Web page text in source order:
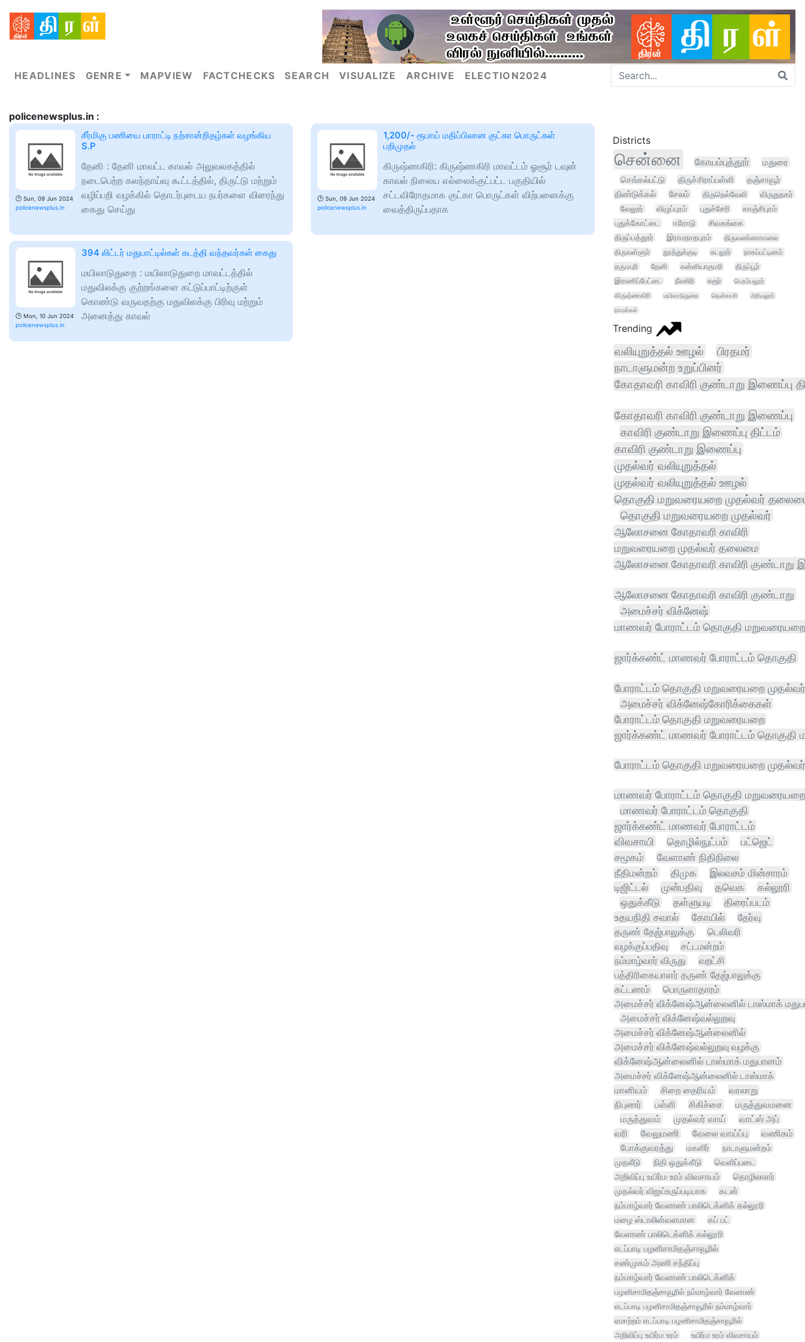
HEADLINES GENRE MAPVIEW FACTCHECKS SEARCH VISUALIZE ARCHIVE ELECTION2024
policenewsplus.in :
🕑 Sun, 09 Jun 2024
policenewsplus.in
சீர்மிகு பணியை பாராட்டி நற்சான்றிதழ்கள் வழங்கிய
S.P
தேனி : தேனி மாவட்ட காவல் அலுவலகத்தில்
நடைபெற்ற கலந்தாய்வு கூட்டத்தில், திருட்டு மற்றும்
வழிப்பறி வழக்கில் தொடர்புடைய நபர்களை விரைந்து
கைது செய்து
🕑 Sun, 09 Jun 2024
policenewsplus.in
1,200/- ரூபாய் மதிப்பிலான குட்கா பொருட்கள்
பறிமுதல்
கிருஷ்ணகிரி: கிருஷ்ணகிரி மாவட்டம் ஓசூர் டவுன்
காவல் நிலைய எல்லைக்குட்பட்ட பகுதியில்
சட்டவிரோதமாக குட்கா பொருட்கள் விற்பனைக்கு
வைத்திருப்பதாக
🕑 Mon, 10 Jun 2024
policenewsplus.in
394 லிட்டர் மதுபாட்டில்கள் கடத்தி வந்தவர்கள் கைது
மயிலாடுதுறை : மயிலாடுதுறை மாவட்டத்தில்
மதுவிலக்கு குற்றங்களை கட்டுப்பாட்டிற்குள்
கொண்டு வருவதற்கு மதுவிலக்கு பிரிவு மற்றும்
அனைத்து காவல்
Districts
சென்னை கோயம்புத்தூர் மதுரை
செங்கல்பட்டு திருச்சிராப்பள்ளி
தஞ்சாவூர்
திண்டுக்கல்
சேலம் திருநெல்வேலி
விருதுநகர்
வேலூர்
விழுப்புரம் புதுச்சேரி
காஞ்சிபுரம்
புதுக்கோட்டை
ஈரோடு
சிவகங்கை
திருப்பத்தூர்
இராமநாதபுரம்
திருவண்ணாமலை
திருவள்ளூர்
தூத்துக்குடி கடலூர்
நாகப்பட்டினம்
தருமபுரி
தேனி கன்னியாகுமரி திருப்பூர்
இராணிப்பேட்டை நீலகிரி கரூர்
பெரம்பலூர்
கிருஷ்ணகிரி
மயிலாடுதுறை தென்காசி
அரியலூர்
நாமக்கல்
Trending
வலியுறுத்தல் ஊழல் பிரதமர்
நாடாளுமன்ற உறுப்பினர்
கோதாவரி காவிரி குண்டாறு இணைப்பு
கோதாவரி காவிரி குண்டாறு இணைப்பு
காவிரி குண்டாறு இணைப்பு திட்டம்
காவிரி குண்டாறு இணைப்பு
முதல்வர் வலியுறுத்தல்
முதல்வர் வலியுறுத்தல் ஊழல்
தொகுதி மறுவரையறை முதல்வர்
தொகுதி மறுவரையறை முதல்வர்
ஆலோசனை கோதாவரி காவிரி
மறுவரையறை முதல்வர் தலைமை
ஆலோசனை கோதாவரி காவிரி குண்டாறு
ஆலோசனை கோதாவரி காவிரி குண்டாறு
அமைச்சர் விக்னேஷ்
மாணவர் போராட்டம் தொகுதி மறுவரையறை
ஜார்க்கண்ட் மாணவர் போராட்டம் தொகுதி
போராட்டம் தொகுதி மறுவரையறை முதல்வர்
அமைச்சர் விக்னேஷ்கோரிக்கைகள்
போராட்டம் தொகுதி மறுவரையறை
ஜார்க்கண்ட் மாணவர் போராட்டம் தொகுதி
போராட்டம் தொகுதி மறுவரையறை
மாணவர் போராட்டம் தொகுதி
மாணவர் போராட்டம் தொகுதி
ஜார்க்கண்ட் மாணவர் போராட்டம்
விவசாயி
தொழில்நுட்பம்
பட்ஜெட்
சமூகம்
வேளாண் நிதிநிலை
நீதிமன்றம்
திமுக இலவசம் மின்சாரம்
டிஜிட்டல் முன்பதிவு தவெக
கல்லூரி
ஒதுக்கீடு
தள்ளுபடி
திரைப்படம்
உதயநிதி சவால்
கோயில்
தேர்வு
தருண் தேஜ்பாலுக்கு
டெலிவரி
வழக்குப்பதிவு
சட்டமன்றம்
நம்மாழ்வார் விருது
வறட்சி
பத்திரிகையாளர் தருண் தேஜ்பாலுக்கு
கட்டணம்
பொருளாதாரம்
அமைச்சர் விக்னேஷ்ஆன்லைனில் டாஸ்மாக்
அமைச்சர் விக்னேஷ்வல்லுறவு
அமைச்சர் விக்னேஷ்ஆன்லைனில்
அமைச்சர் விக்னேஷ்வல்லுறவு வழக்கு
விக்னேஷ்ஆன்லைனில் டாஸ்மாக் மதுபானம்
அமைச்சர் விக்னேஷ்ஆன்லைனில் டாஸ்மாக்
மானியம்
சிறை தைரியம்
வரலாறு
நிபுணர்
பள்ளி சிகிச்சை
மருத்துவமனை
மருத்துவம்
முதல்வர் வாய்
வாட்ஸ் அப்
வரி
வேலுமணி வேலை வாய்ப்பு
வணிகம்
போக்குவரத்து
மகளிர்
நாடாளுமன்றம்
முதலீடு
நிதி ஒதுக்கீடு
வெளிப்படை
அறிவிப்பு உயிர்ம உரம் விவசாயம்
தொழிலாளர்
முதல்வர் விஜய்உருப்படியாக
கடன்
நம்மாழ்வார் வேளாண் பாலிடெக்னிக் கல்லூரி
மழை ஸ்டாலின்வளமான
கப் பட்
வேளாண் பாலிடெக்னிக் கல்லூரி
எடப்பாடி பழனிசாமிதஞ்சாவூரில்
சண்முகம் அணி சந்திப்பு
நம்மாழ்வார் வேளாண் பாலிடெக்னிக்
பழனிசாமிதஞ்சாவூரில் நம்மாழ்வார் வேளாண்
எடப்பாடி பழனிசாமிதஞ்சாவூரில் நம்மாழ்வார்
ஏமாற்றம் எடப்பாடி பழனிசாமிதஞ்சாவூரில்
அறிவிப்பு உயிர்ம உரம்
உயிர்ம உரம் விவசாயம்